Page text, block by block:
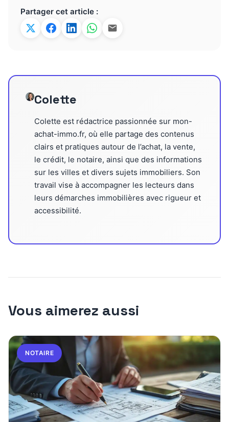
Partager cet article :
Colette
Colette est rédactrice passionnée sur mon-
achat-immo.fr, où elle partage des contenus
clairs et pratiques autour de l’achat, la vente,
le crédit, le notaire, ainsi que des informations
sur les villes et divers sujets immobiliers. Son
travail vise à accompagner les lecteurs dans
leurs démarches immobilières avec rigueur et
accessibilité.
Vous aimerez aussi
NOTAIRE